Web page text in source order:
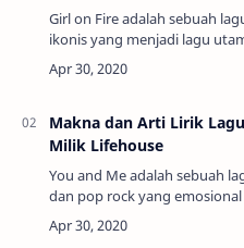
Girl on Fire adalah sebuah
ikonis yang menjadi lagu
album studio kelima Alicia
sama, Girl on Fire (2012).
Makna dan Arti Lirik
Milik Lifehouse
You and Me adalah sebuah
dan pop rock yang
satu hit terbesar dari album
Lifehouse yang bertajuk